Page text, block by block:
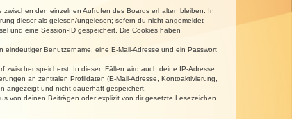
den einzelnen Aufrufen des Boards erhalten bleiben. In
dieser als gelesen/ungelesen; sofern du nicht angemeldet
und eine Session-ID gespeichert. Die Cookies haben
Benutzername, eine E-Mail-Adresse und ein Passwort
In diesen Fällen wird auch deine IP-Adresse
an zentralen Profildaten (E-Mail-Adresse, Kontoaktivierung,
angezeigt und nicht dauerhaft gespeichert.
von deinen Beiträgen oder explizit von dir gesetzte Lesezeichen